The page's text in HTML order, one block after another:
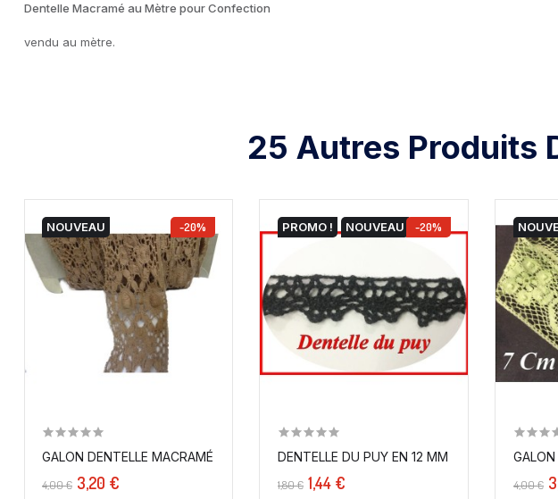
Dentelle Macramé au Mètre pour Confection
vendu au mètre.
25 Autres Produits
NOUVEAU -20%
GALON DENTELLE MACRAMÉ EN 7 CM BEIGE A COUDRE.
4,00 € 3,20 €
PROMO ! NOUVEAU -20%
1,80 € 1,44 € 4,00 €